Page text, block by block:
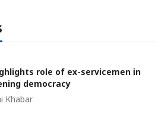
role of ex-servicemen in
democracy
Khabar